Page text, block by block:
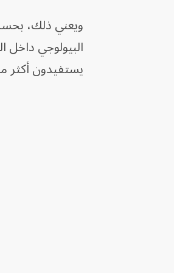
ويعني ذلك،
البيولوجي
يستفيدون أكثر